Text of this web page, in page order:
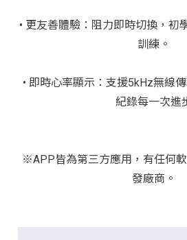
• 更友善體驗： 阻力即時切換，初
訓練。
• 即時心率顯示： 支援5kHz無線
紀錄每一次進
※APP皆為第三方應用，有任何
發廠商。